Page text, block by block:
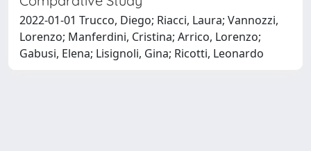
2022-01-01 Trucco, Diego; Riacci, Laura; Vannozzi,
Lorenzo; Manferdini, Cristina; Arrico, Lorenzo;
Gabusi, Elena; Lisignoli, Gina; Ricotti, Leonardo